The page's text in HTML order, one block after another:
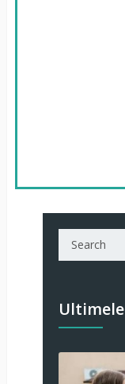
Ultimele